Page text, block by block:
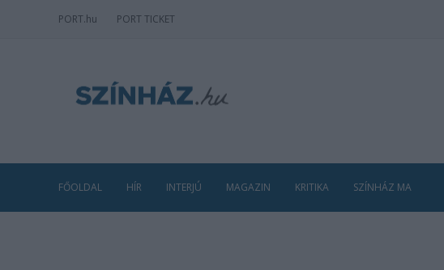
PORT.hu PORT TICKET
FŐOLDAL HÍR INTERJÚ MAGAZIN KRITIKA SZÍNHÁZ MA